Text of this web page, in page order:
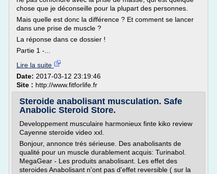
chose que je déconseille pour la plupart des personnes.
Mais quelle est donc la différence ? Et comment se lancer
dans une prise de muscle ?
La réponse dans ce dossier !
Partie 1 -...
Lire la suite
Date: 2017-03-12 23:19:46
Site : http://www.fitforlife.fr
Steroide anabolisant musculation. Safe
Anabolic Steroid Store.
Developpement musculaire harmonieux finte kiko review
Cayenne steroide video xxl.
Bonjour, annonce trés sérieuse. Des anabolisants de
qualité pour un muscle durablement acquis: Turinabol.
MegaGear - Les produits anabolisant. Les effet des
steroides Anabolisant n'ont pas d'effet reversible ( sur la